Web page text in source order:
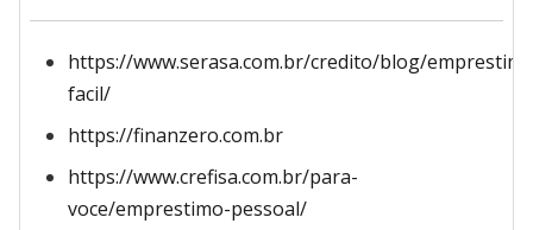
https://www.serasa.com.br/credito/blog/
facil/
https://finanzero.com.br
https://www.crefisa.com.br/para-
voce/emprestimo-pessoal/